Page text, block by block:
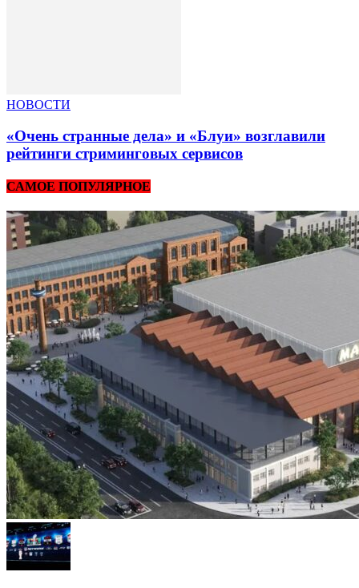
НОВОСТИ
«Очень странные дела» и «Блуи» возглавили
рейтинги стриминговых сервисов
САМОЕ ПОПУЛЯРНОЕ